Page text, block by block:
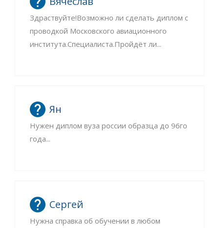
Здраствуйте!Возможно ли сделать диплом с
проводкой Московского авиационного
института.Специалиста.Пройдёт ли...
Ян
Нужен диплом вуза россии образца до 96го
года...
Сергей
Нужна справка об обучении в любом